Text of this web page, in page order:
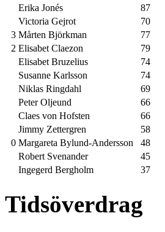
Erika Jonés
87
Victoria Gejrot
70
3 Mårten Björkman
77
2 Elisabet Claezon
79
Elisabet Bruzelius
74
Susanne Karlsson
74
Niklas Ringdahl
69
Peter Oljeund
66
Claes von Hofsten
66
Jimmy Zettergren
58
0 Margareta Bylund-Andersson
48
Robert Svenander
45
Ingegerd Bergholm
37
Tidsöverdrag